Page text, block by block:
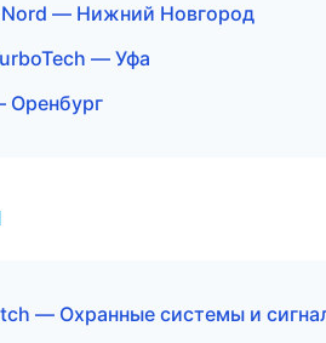
— Нижний Новгород
— Уфа
Оренбург
— Охранные системы и